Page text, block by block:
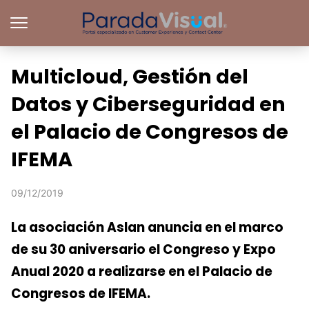
Multicloud, Gestión del
Datos y Ciberseguridad en
el Palacio de Congresos de
IFEMA
09/12/2019
La asociación Aslan anuncia en el marco
de su 30 aniversario el Congreso y Expo
Anual 2020 a realizarse en el Palacio de
Congresos de IFEMA.